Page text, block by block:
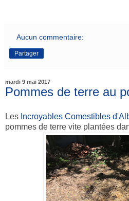
Aucun commentaire:
Partager
mardi 9 mai 2017
Pommes de terre au
Les Incroyables Comestibles
pommes de terre vite plantées